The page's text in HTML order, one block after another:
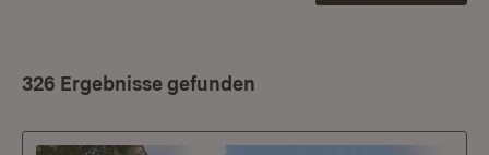
326 Ergebnisse gefunden